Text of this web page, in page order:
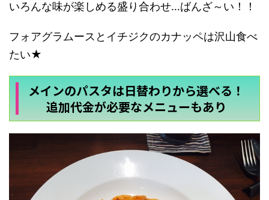
いろんな味が楽しめる盛り合わせ…ばんざ～い！！
フォアグラムースとイチジクのカナッペは沢山食べ
たい★
メインのパスタは日替わりから選べる！
追加代金が必要なメニューもあり